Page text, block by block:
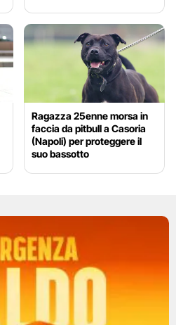
Ragazza 25enne morsa in
faccia da pitbull a Casoria
(Napoli) per proteggere il
suo bassotto